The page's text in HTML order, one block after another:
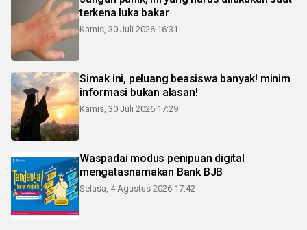
terkena luka bakar
Kamis, 30 Juli 2026 16:31
Simak ini, peluang beasiswa banyak! minim
informasi bukan alasan!
Kamis, 30 Juli 2026 17:29
Waspadai modus penipuan digital
mengatasnamakan Bank BJB
Selasa, 4 Agustus 2026 17:42